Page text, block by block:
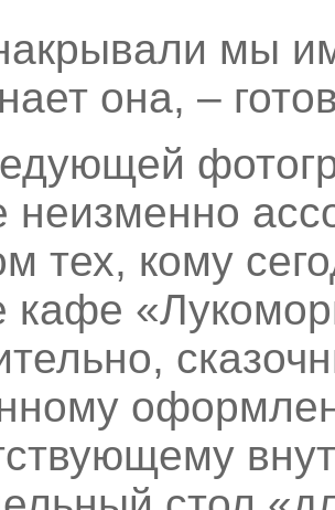
мы
она, –
неизменно
тех, кому
кафе